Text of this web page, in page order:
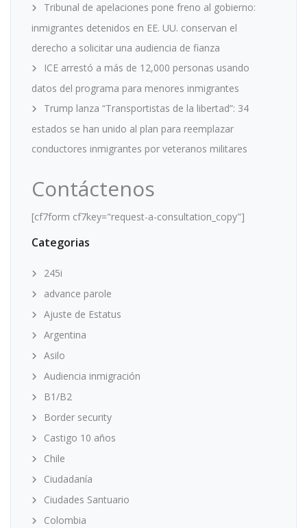
Tribunal de apelaciones pone freno al gobierno:
inmigrantes detenidos en EE. UU. conservan el
derecho a solicitar una audiencia de fianza
ICE arrestó a más de 12,000 personas usando
datos del programa para menores inmigrantes
Trump lanza “Transportistas de la libertad”: 34
estados se han unido al plan para reemplazar
conductores inmigrantes por veteranos militares
Contáctenos
[cf7form cf7key="request-a-consultation_copy"]
Categorias
245i
advance parole
Ajuste de Estatus
Argentina
Asilo
Audiencia inmigración
B1/B2
Border security
Castigo 10 años
Chile
Ciudadanía
Ciudades Santuario
Colombia